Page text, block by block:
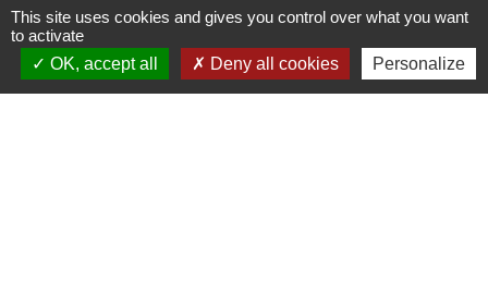
Jeudi : 8h30 - 13h
Vendredi : 8h30 - 13h / 14h - 17h
Accueil téléphoniquedu lundi au vendredi de
This site uses cookies and gives you control over what you want
to activate
OK, accept all
Deny all cookies Personalize